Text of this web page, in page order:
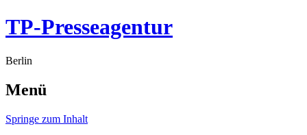
TP-Presseagentur
Berlin
Menü
Springe zum Inhalt